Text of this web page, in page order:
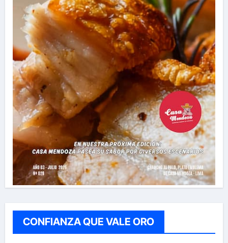
CONFIANZA QUE VALE ORO